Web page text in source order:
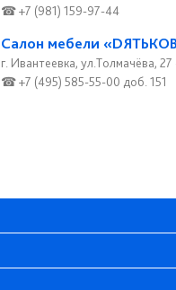
☎ +7 (981) 159-97-44
Салон мебели
г. Ивантеевка, ул.Толмачёва, 27
☎ +7 (495) 585-55-00 доб. 151